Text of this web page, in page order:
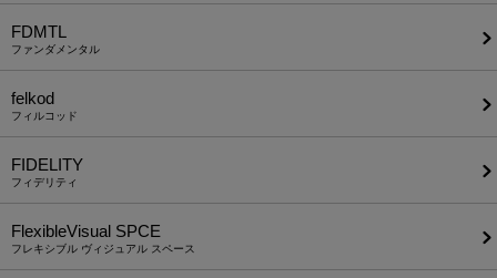
FDMTL
ファンダメンタル
felkod
フィルコッド
FIDELITY
フィデリティ
FlexibleVisual SPCE
フレキシブル ヴィジュアル スペース